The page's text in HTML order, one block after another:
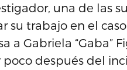
una de las
su trabajo en el
a Gabriela “Gaba”
poco después del